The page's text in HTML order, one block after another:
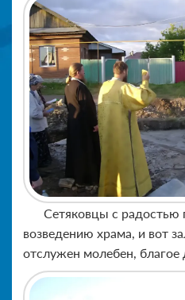
Сетяковцы с
возведению храма, и вот
отслужен молебен, благое